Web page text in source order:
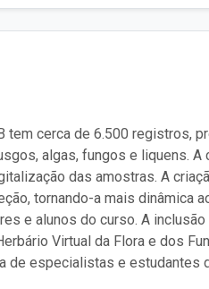
tem cerca de 6.500 registros,
algas, fungos e liquens.
das amostras. A
tornando-a mais dinâmica
e alunos do curso. A
Virtual da Flora e dos
de especialistas e estudantes